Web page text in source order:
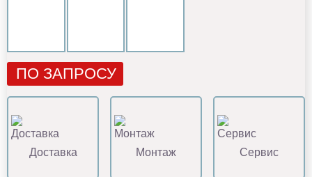
ПО ЗАПРОСУ
Доставка Монтаж Сервис